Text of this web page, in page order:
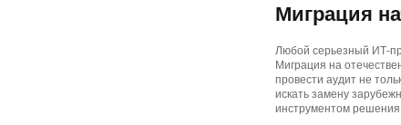
Миграция
Любой серьезный ИТ-
Миграция на
провести аудит не
искать замену
инструментом